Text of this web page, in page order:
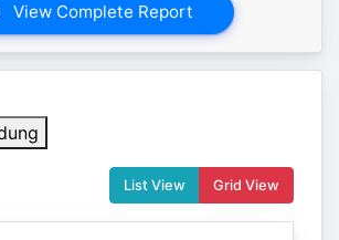
View Complete Report
List View Grid View